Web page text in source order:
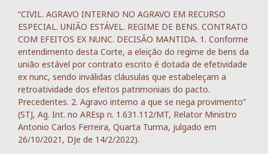
“CIVIL. AGRAVO INTERNO NO AGRAVO EM RECURSO
ESPECIAL. UNIÃO ESTÁVEL. REGIME DE BENS. CONTRATO
COM EFEITOS EX NUNC. DECISÃO MANTIDA. 1. Conforme
entendimento desta Corte, a eleição do regime de bens da
união estável por contrato escrito é dotada de efetividade
ex nunc, sendo inválidas cláusulas que estabeleçam a
retroatividade dos efeitos patrimoniais do pacto.
Precedentes. 2. Agravo interno a que se nega provimento”
(STJ, Ag. Int. no AREsp n. 1.631.112/MT, Relator Ministro
Antonio Carlos Ferreira, Quarta Turma, julgado em
26/10/2021, DJe de 14/2/2022).